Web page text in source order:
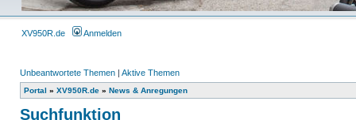
XV950R.de Anmelden
Unbeantwortete Themen | Aktive Themen
Portal » XV950R.de » News & Anregungen
Suchfunktion